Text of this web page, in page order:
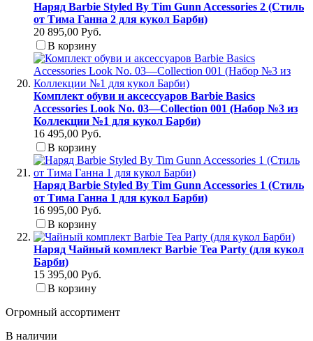
Наряд Barbie Styled By Tim Gunn Accessories 2 (Стиль
от Тима Ганна 2 для кукол Барби)
20 895,00 Руб.
В корзину
Комплект обуви и аксессуаров Barbie Basics
Accessories Look No. 03—Collection 001 (Набор №3 из
Коллекции №1 для кукол Барби)
16 495,00 Руб.
В корзину
Наряд Barbie Styled By Tim Gunn Accessories 1 (Стиль
от Тима Ганна 1 для кукол Барби)
16 995,00 Руб.
В корзину
Наряд Чайный комплект Barbie Tea Party (для кукол
Барби)
15 395,00 Руб.
В корзину
Огромный ассортимент
В наличии